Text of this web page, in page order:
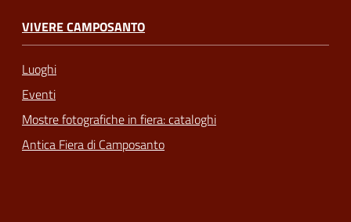
VIVERE CAMPOSANTO
Luoghi
Eventi
Mostre fotografiche in fiera: cataloghi
Antica Fiera di Camposanto